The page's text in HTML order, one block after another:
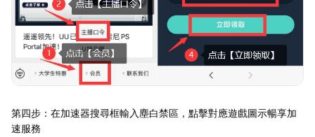
第四步：在加速器搜尋框輸入塵白禁區，點擊對應遊戲圖示暢享加
速服務